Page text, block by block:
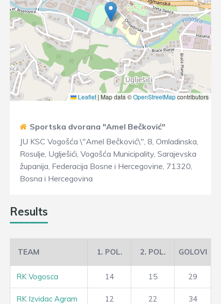
Leaflet | Map data ©OpenStreetMapcontributors
Sportska dvorana "Amel Bečković"
JU KSC Vogošća \"Amel Bečković\", 8, Omladinska,
Rosulje, Uglješići, Vogošća Municipality, Sarajevska
županija, Federacija Bosne i Hercegovine, 71320,
Bosna i Hercegovina
Results
TEAM 1. POL. 2. POL. GOLOVI
RK Vogosca 14 15 29
RK Izvidac Agram 12 22 34